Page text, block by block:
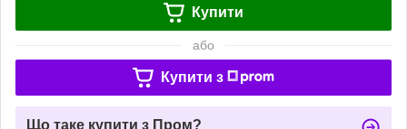
Купити
або
Купити з
Що таке купити з Пром?